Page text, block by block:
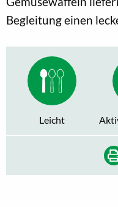
Begleitung einen
Leicht